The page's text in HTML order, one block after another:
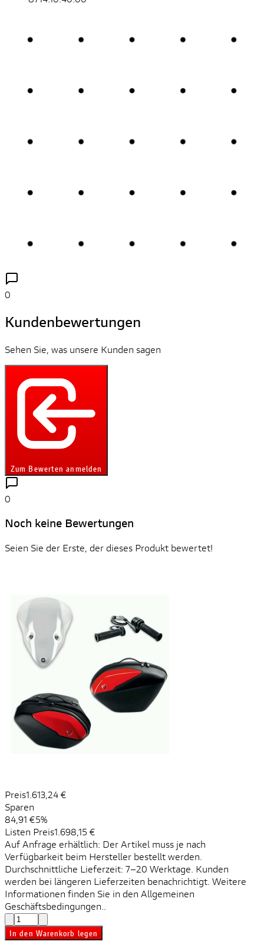
0
Kundenbewertungen
Sehen Sie, was unsere Kunden sagen
Zum Bewerten anmelden
0
Noch keine Bewertungen
Seien Sie der Erste, der dieses Produkt bewertet!
Preis1.613,24 €
Sparen
84,91 €5%
Listen Preis1.698,15 €
Auf Anfrage erhältlich: Der Artikel muss je nach
Verfügbarkeit beim Hersteller bestellt werden.
Durchschnittliche Lieferzeit: 7–20 Werktage. Kunden
werden bei längeren Lieferzeiten benachrichtigt. Weitere
Informationen finden Sie in den Allgemeinen
Geschäftsbedingungen..
In den Warenkorb legen